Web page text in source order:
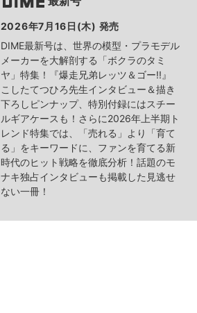
2026年7月16日(木) 発売
DIME最新号は、世界の模型・プラモデル
メーカーを大解剖する「ボクラのタミ
ヤ」特集！『爆走兄弟レッツ＆ゴー!!』
こしたてつひろ先生インタビュー＆描き
下ろしピンナップ、特別付録にはスチー
ルギアケースも！さらに2026年上半期ト
レンド特集では、「売れる」より「育て
る」をキーワードに、ファンを育てる新
時代のヒット戦略を徹底分析！話題のモ
ナキ独占インタビューも掲載した見逃せ
ない一冊！